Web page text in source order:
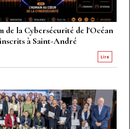
de la Cybersécurité de l'Océan
à Saint-André
Lire